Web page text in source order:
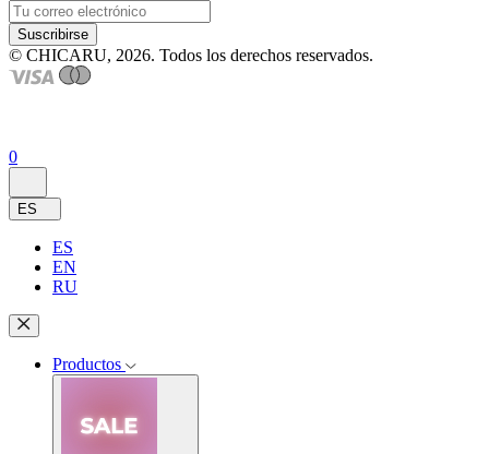
Suscribirse
© CHICARU, 2026. Todos los derechos reservados.
0
ES
ES
EN
RU
Productos